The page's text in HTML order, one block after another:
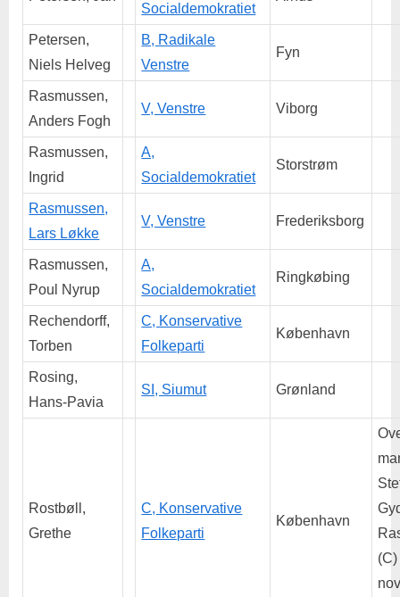
Socialdemokratiet
Petersen,
Niels Helveg
B, Radikale
Venstre
Fyn
Rasmussen,
Anders Fogh
V, Venstre Viborg
Rasmussen,
Ingrid
A,
Socialdemokratiet
Storstrøm
Rasmussen,
Lars Løkke
V, Venstre Frederiksborg
Rasmussen,
Poul Nyrup
A,
Socialdemokratiet
Ringkøbing
Rechendorff,
Torben
C, Konservative
Folkeparti
København
Rosing,
Hans-Pavia
SI, Siumut Grønland
Rostbøll,
Grethe
C, Konservative
Folkeparti
København